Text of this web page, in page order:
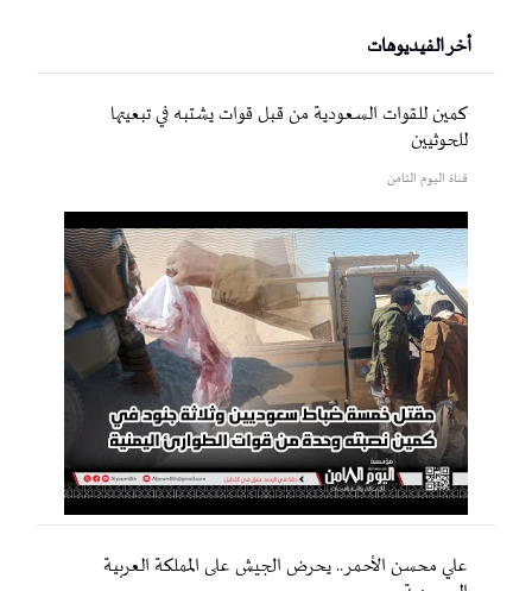
أخر الفيديوهات
كمين للقوات السعودية من قبل قوات يشتبه في تبعيتها
للحوثيين
قناة اليوم الثامن
علي محسن الأحمر.. يحرض الجيش على المملكة العربية